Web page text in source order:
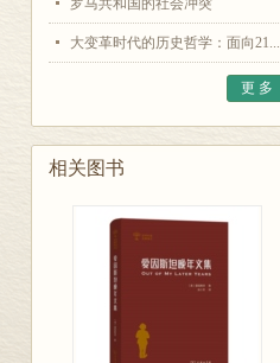
罗马共和国的社会冲突
大变革时代的历史哲学：面向21...
更 多
相关图书